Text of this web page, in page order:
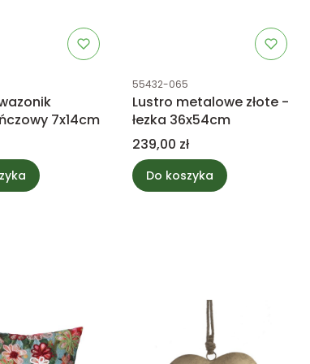
7x14cm
Kod produktu
55432-065
Lustro metalowe złote -
łezka 36x54cm
Cena
239,00 zł
Do koszyka